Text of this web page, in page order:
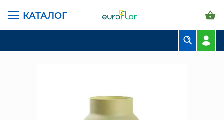
КАТАЛОГ
ГЛАВНАЯ СТРАНИЦА КАТАЛОГ ВАЗЫ
СТЕКЛЯННЫЕ